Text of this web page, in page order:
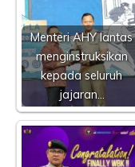
Menteri AHY lantas
menginstruksikan
kepada seluruh
jajaran…